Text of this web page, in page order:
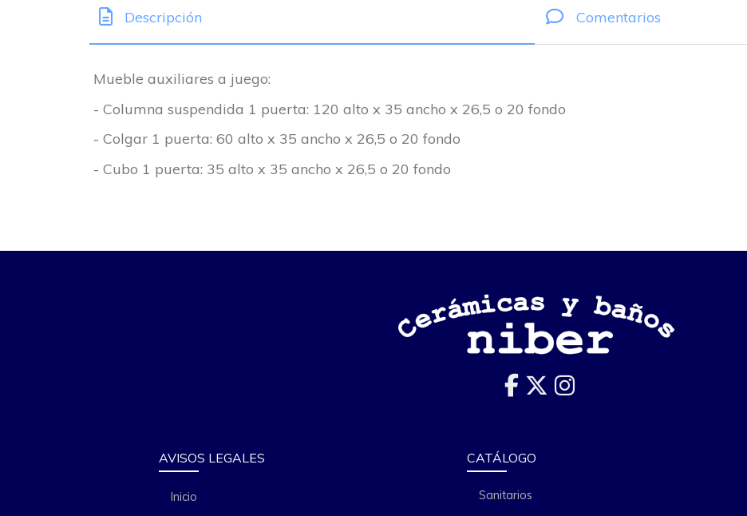
Descripción Comentarios
Mueble auxiliares a juego:
- Columna suspendida 1 puerta: 120 alto x 35 ancho x 26,5 o 20 fondo
- Colgar 1 puerta: 60 alto x 35 ancho x 26,5 o 20 fondo
- Cubo 1 puerta: 35 alto x 35 ancho x 26,5 o 20 fondo
AVISOS LEGALES
Inicio
CATÁLOGO
Sanitarios